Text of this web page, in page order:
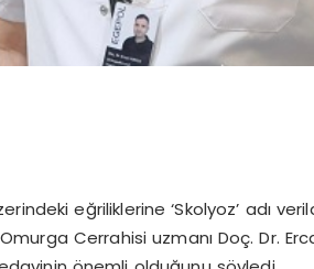
eğriliklerine ‘Skolyoz’ adı
Cerrahisi uzmanı Doç. Dr.